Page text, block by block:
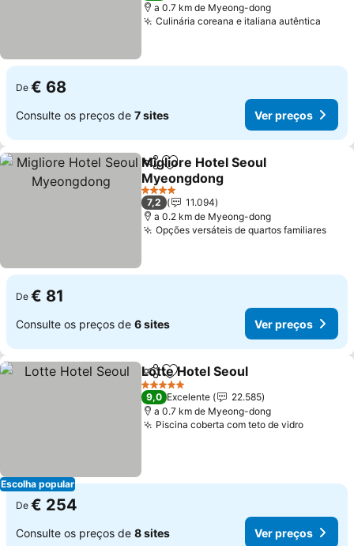
a 0.7 km de Myeong-dong
Culinária coreana e italiana autêntica
De € 68
Consulte os preços de 7 sites Ver preços
PartilharAdicionar aos favoritos
Migliore Hotel Seoul
Myeongdong
4 Estrelas
7,2
11.094
a 0.2 km de Myeong-dong
Opções versáteis de quartos familiares
De € 81
Consulte os preços de 6 sites Ver preços
Escolha popular
PartilharAdicionar aos favoritos
Lotte Hotel Seoul
5 Estrelas
9,0 Excelente
22.585
a 0.7 km de Myeong-dong
Piscina coberta com teto de vidro
De € 254
Consulte os preços de 8 sites Ver preços